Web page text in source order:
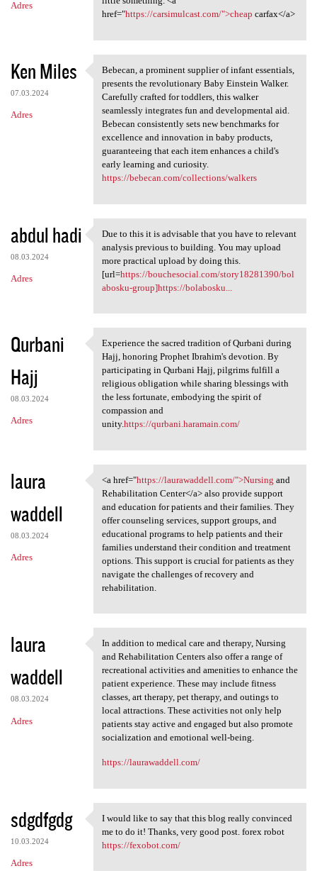
Adres
href="https://carsimulcast.com/">cheap carfax</a>
Ken Miles
07.03.2024
Adres
Bebecan, a prominent supplier
Bebecan, a prominent supplier of infant essentials,
presents the revolutionary Baby Einstein Walker.
Carefully crafted for toddlers, this walker
seamlessly integrates fun and developmental aid.
Bebecan consistently sets new benchmarks for
excellence and innovation in baby products,
guaranteeing that each item enhances a child's
early learning and curiosity.
https://bebecan.com/collections/walkers
abdul hadi
08.03.2024
Adres
Due to this it is advisable
Due to this it is advisable that you have to relevant
analysis previous to building. You may upload
more practical upload by doing this.
[url=https://bouchesocial.com/story18281390/bol
abosku-group]https://bolabosku...
Qurbani
Hajj
08.03.2024
Adres
Experience the sacred
Experience the sacred tradition of Qurbani during
Hajj, honoring Prophet Ibrahim's devotion. By
participating in Qurbani Hajj, pilgrims fulfill a
religious obligation while sharing blessings with
the less fortunate, embodying the spirit of
compassion and
unity.https://qurbani.haramain.com/
laura
waddell
08.03.2024
Adres
<a href="https://laurawaddell
<a href="https://laurawaddell.com/">Nursing and
Rehabilitation Center</a> also provide support
and education for patients and their families. They
offer counseling services, support groups, and
educational programs to help patients and their
families understand their condition and treatment
options. This support is crucial for patients as they
navigate the challenges of recovery and
rehabilitation.
laura
waddell
08.03.2024
Adres
In addition to medical care
In addition to medical care and therapy, Nursing
and Rehabilitation Centers also offer a range of
recreational activities and amenities to enhance the
patient experience. These may include fitness
classes, art therapy, pet therapy, and outings to
local attractions. These activities not only help
patients stay active and engaged but also promote
socialization and emotional well-being.
https://laurawaddell.com/
sdgdfgdg
10.03.2024
Adres
I would like to say that this
I would like to say that this blog really convinced
me to do it! Thanks, very good post. forex robot
https://fexobot.com/